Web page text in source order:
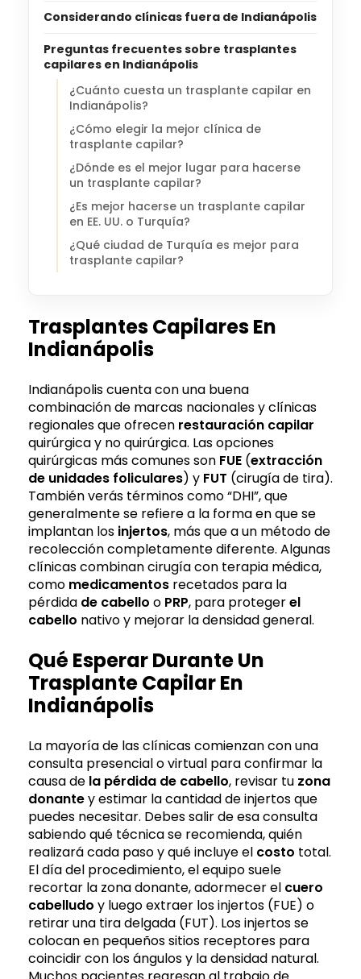
Considerando clínicas fuera de Indianápolis
Preguntas frecuentes sobre trasplantes
capilares en Indianápolis
¿Cuánto cuesta un trasplante capilar en
Indianápolis?
¿Cómo elegir la mejor clínica de
trasplante capilar?
¿Dónde es el mejor lugar para hacerse
un trasplante capilar?
¿Es mejor hacerse un trasplante capilar
en EE. UU. o Turquía?
¿Qué ciudad de Turquía es mejor para
trasplante capilar?
Trasplantes Capilares En
Indianápolis
Indianápolis cuenta con una buena
combinación de marcas nacionales y clínicas
regionales que ofrecen restauración capilar
quirúrgica y no quirúrgica. Las opciones
quirúrgicas más comunes son FUE (extracción
de unidades foliculares) y FUT (cirugía de tira).
También verás términos como “DHI”, que
generalmente se refiere a la forma en que se
implantan los injertos, más que a un método de
recolección completamente diferente. Algunas
clínicas combinan cirugía con terapia médica,
como medicamentos recetados para la
pérdida de cabello o PRP, para protegerel
cabello nativo y mejorar la densidad general.
Qué Esperar Durante Un
Trasplante Capilar En
Indianápolis
La mayoría de las clínicas comienzan con una
consulta presencial o virtual para confirmar la
causa de la pérdida de cabello, revisar tu zona
donantey estimar la cantidad de injertos que
puedes necesitar. Debes salir de esa consulta
sabiendo qué técnica se recomienda, quién
realizará cada paso y qué incluye el costo total.
El día del procedimiento, el equipo suele
recortar la zona donante, adormecer el cuero
cabelludo y luego extraer los injertos (FUE) o
retirar una tira delgada (FUT). Los injertos se
colocan en pequeños sitios receptores para
coincidir con los ángulos y la densidad natural.